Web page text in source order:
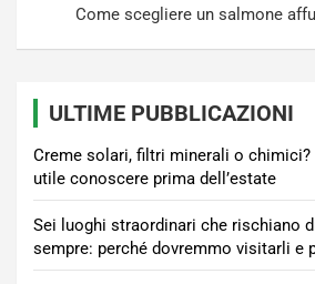
Come scegliere un salmone
ULTIME PUBBLICAZIONI
Creme solari, filtri minerali o chimici?
utile conoscere prima dell’estate
Sei luoghi straordinari che rischiano
sempre: perché dovremmo visitarli e